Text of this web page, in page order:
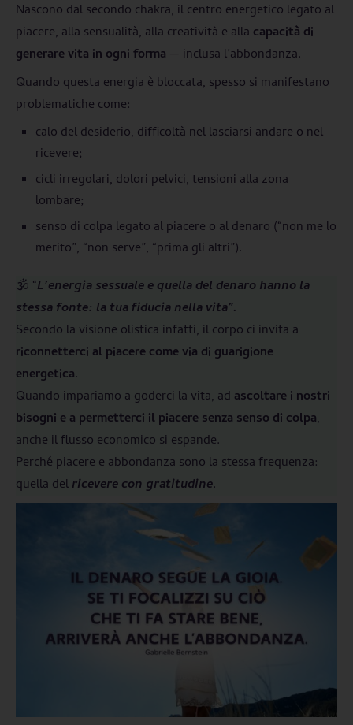
Nascono dal secondo chakra, il centro energetico legato al
piacere, alla sensualità, alla creatività e alla capacità di
generare vita in ogni forma — inclusa l’abbondanza.
Quando questa energia è bloccata, spesso si manifestano
problematiche come:
calo del desiderio, difficoltà nel lasciarsi andare o nel
ricevere;
cicli irregolari, dolori pelvici, tensioni alla zona
lombare;
senso di colpa legato al piacere o al denaro (“non me lo
merito”, “non serve”, “prima gli altri”).
🕉️ “L’energia sessuale e quella del denaro hanno la
stessa fonte: la tua fiducia nella vita”.
Secondo la visione olistica infatti, il corpo ci invita a
riconnetterci al piacere come via di guarigione
energetica.
Quando impariamo a goderci la vita, ad ascoltare i nostri
bisogni e a permetterci il piacere senza senso di colpa,
anche il flusso economico si espande.
Perché piacere e abbondanza sono la stessa frequenza:
quella delricevere con gratitudine.